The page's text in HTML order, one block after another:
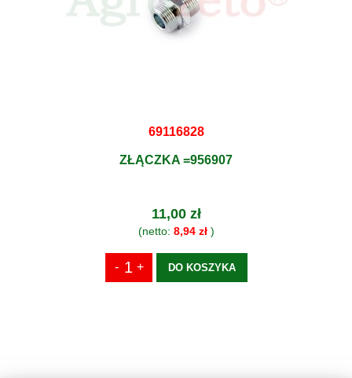
69116828
ZŁĄCZKA =956907
11,00 zł
(netto: 8,94 zł)
DO KOSZYKA